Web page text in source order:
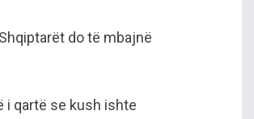
do të mbajnë
i qartë se kush ishte